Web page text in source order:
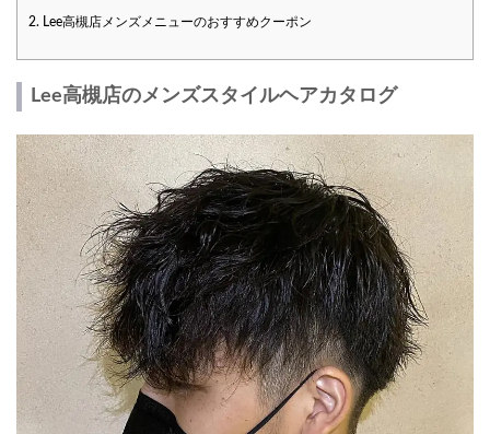
2. Lee高槻店メンズメニューのおすすめクーポン
Lee高槻店のメンズスタイルヘアカタログ